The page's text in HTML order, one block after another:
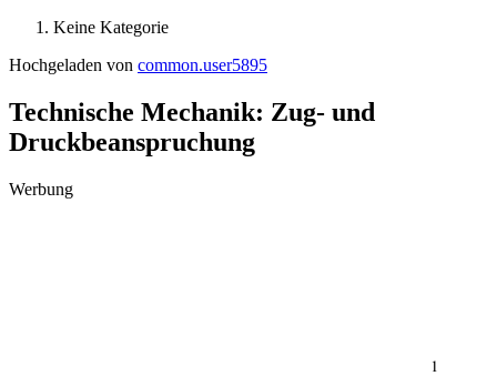
Keine Kategorie
Hochgeladen von common.user5895
Technische Mechanik: Zug- und
Druckbeanspruchung
Werbung